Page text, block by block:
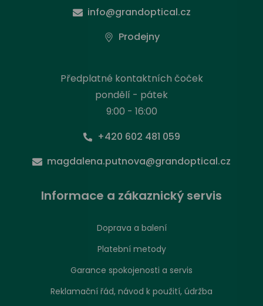
info@grandoptical.cz
Prodejny
Předplatné kontaktních čoček
pondělí - pátek
9:00 - 16:00
+420 602 481 059
magdalena.putnova@grandoptical.cz
Informace a zákaznický servis
Doprava a balení
Platební metody
Garance spokojenosti a servis
Reklamační řád, návod k použití, údržba